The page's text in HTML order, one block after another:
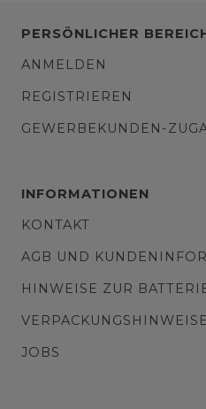
PERSÖNLICHER
ANMELDEN
REGISTRIEREN
GEWERBEKUNDEN-
INFORMATIONEN
KONTAKT
AGB UND
HINWEISE ZUR
VERPACKUNGSHINWEISE
JOBS